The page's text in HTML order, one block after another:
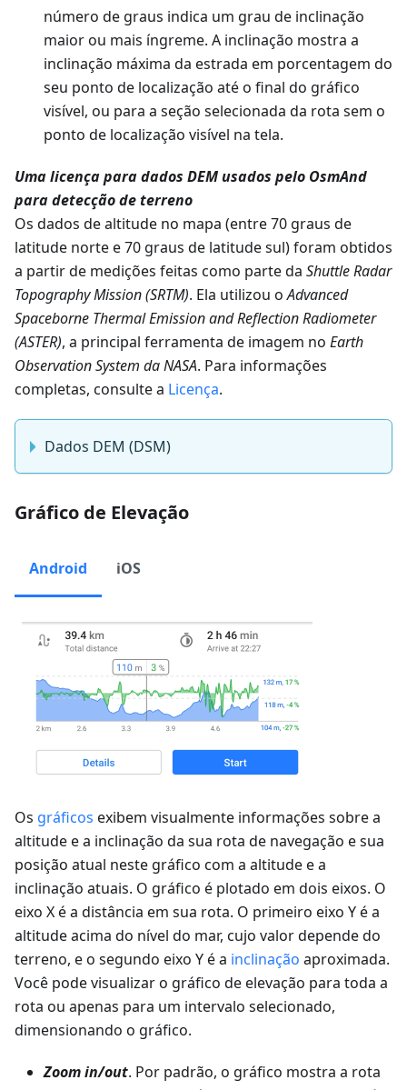
número de graus indica um grau de inclinação
maior ou mais íngreme. A inclinação mostra a
inclinação máxima da estrada em porcentagem do
seu ponto de localização até o final do gráfico
visível, ou para a seção selecionada da rota sem o
ponto de localização visível na tela.
Uma licença para dados DEM usados pelo OsmAnd
para detecção de terreno
Os dados de altitude no mapa (entre 70 graus de
latitude norte e 70 graus de latitude sul) foram obtidos
a partir de medições feitas como parte da Shuttle Radar
Topography Mission (SRTM). Ela utilizou oAdvanced
Spaceborne Thermal Emission and Reflection Radiometer
(ASTER), a principal ferramenta de imagem no Earth
Observation System da NASA. Para informações
completas, consulte a Licença.
Dados DEM (DSM)
Gráfico de Elevação
Android iOS
Os gráficos exibem visualmente informações sobre a
altitude e a inclinação da sua rota de navegação e sua
posição atual neste gráfico com a altitude e a
inclinação atuais. O gráfico é plotado em dois eixos. O
eixo X é a distância em sua rota. O primeiro eixo Y é a
altitude acima do nível do mar, cujo valor depende do
terreno, e o segundo eixo Y é a inclinação aproximada.
Você pode visualizar o gráfico de elevação para toda a
rota ou apenas para um intervalo selecionado,
dimensionando o gráfico.
Zoom in/out. Por padrão, o gráfico mostra a rota